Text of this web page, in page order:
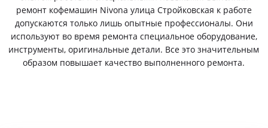
ремонт кофемашин Nivona улица Стройковская к работе
допускаются только лишь опытные профессионалы. Они
используют во время ремонта специальное оборудование,
инструменты, оригинальные детали. Все это значительным
образом повышает качество выполненного ремонта.